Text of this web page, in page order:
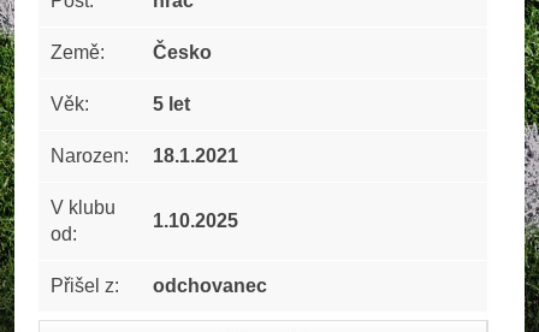
Země: Česko
Věk: 5 let
Narozen: 18.1.2021
V klubu
od:
1.10.2025
Přišel z: odchovanec